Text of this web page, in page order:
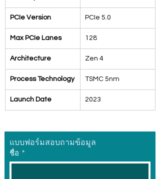
PCIe Version PCIe 5.0
Max PCIe Lanes 128
Architecture Zen 4
Process Technology TSMC 5nm
Launch Date 2023
แบบฟอร์มสอบถามข้อมูล
ชื่อ *